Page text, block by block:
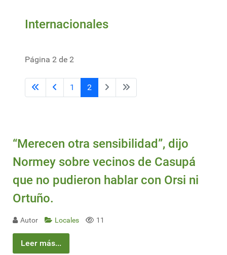
Internacionales
Página 2 de 2
1 2
“Merecen otra sensibilidad”, dijo
Normey sobre vecinos de Casupá
que no pudieron hablar con Orsi ni
Ortuño.
Autor Locales 11
Leer más...